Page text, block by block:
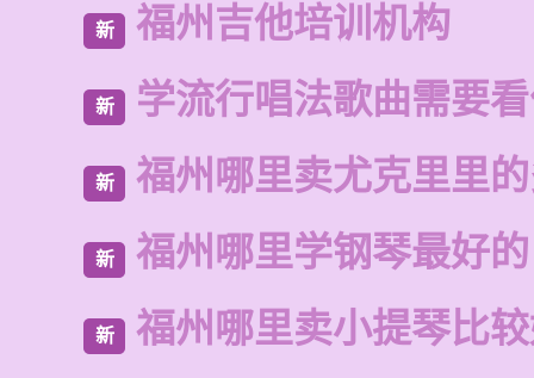
新 福州吉他培训机构
新 学流行唱法歌曲需要
新 福州哪里卖尤克里里
新 福州哪里学钢琴最好的
新 福州哪里卖小提琴比